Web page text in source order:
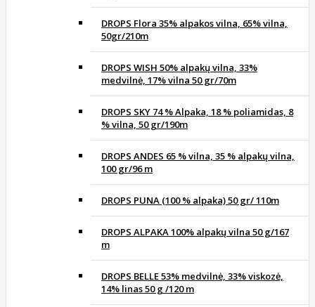
DROPS Flora 35% alpakos vilna, 65% vilna,
50gr/210m
DROPS WISH 50% alpakų vilna, 33%
medvilnė, 17% vilna 50 gr/70m
DROPS SKY 74 % Alpaka, 18 % poliamidas, 8
% vilna, 50 gr/190m
DROPS ANDES 65 % vilna, 35 % alpakų vilna,
100 gr/96 m
DROPS PUNA (100 % alpaka) 50 gr/ 110m
DROPS ALPAKA 100% alpakų vilna 50 g/167
m
DROPS BELLE 53% medvilnė, 33% viskozė,
14% linas 50 g /120 m